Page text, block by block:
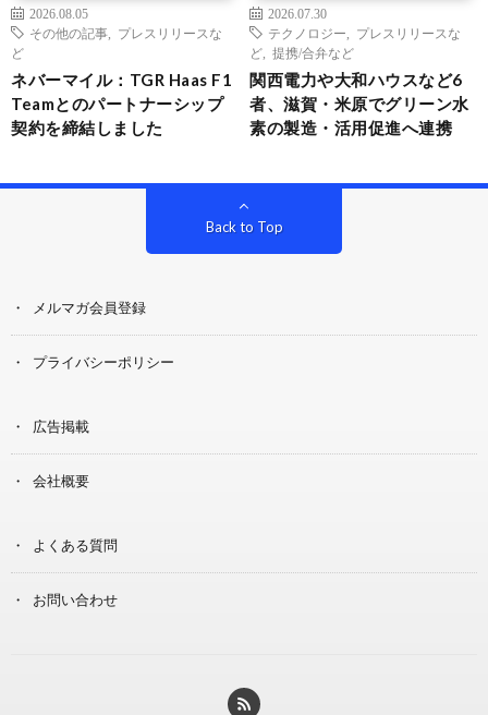
2026.08.05
その他の記事
プレスリリースな
ど
ネバーマイル：TGR Haas F1
Teamとのパートナーシップ
契約を締結しました
2026.07.30
テクノロジー
プレスリリースな
ど
提携/合弁など
関西電力や大和ハウスなど6
者、滋賀・米原でグリーン水
素の製造・活用促進へ連携
Back to Top
メルマガ会員登録
プライバシーポリシー
広告掲載
会社概要
よくある質問
お問い合わせ